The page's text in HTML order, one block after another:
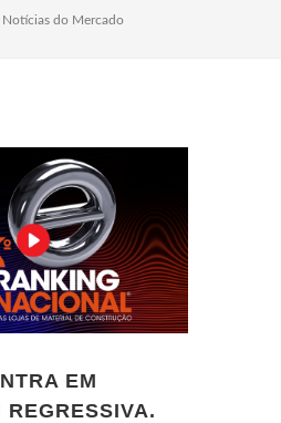
Notícias do Mercado
EM
REGRESSIVA.